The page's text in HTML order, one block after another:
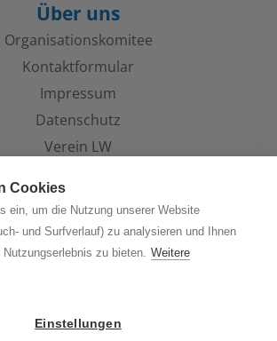
Cookies
ein, um die Nutzung unserer Website
und Surfverlauf) zu analysieren und Ihnen
zu bieten. Weitere
Einstellungen
Über uns
Organisations­komitee
Kontaktformular
Impressum
Datenschutz
Verein LW
Aktuelles